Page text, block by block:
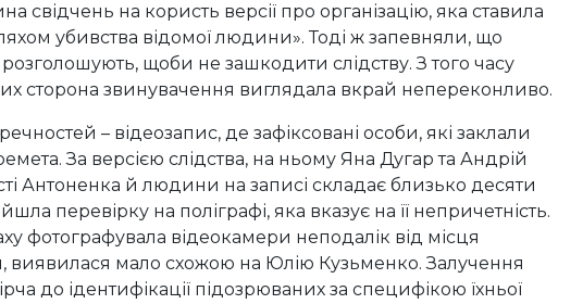
свідчень на користь версії про організацію, яка ставила
убивства відомої людини». Тоді ж запевняли, що
розголошують, щоби не зашкодити слідству. З того часу
сторона звинувачення виглядала вкрай непереконливо.
– відеозапис, де зафіксовані особи, які заклали
За версією слідства, на ньому Яна Дугар та Андрій
Антоненка й людини на записі складає близько десяти
перевірку на поліграфі, яка вказує на її непричетність.
фотографувала відеокамери неподалік від місця
мало схожою на Юлію Кузьменко. Залучення
до ідентифікації підозрюваних за специфікою їхньої